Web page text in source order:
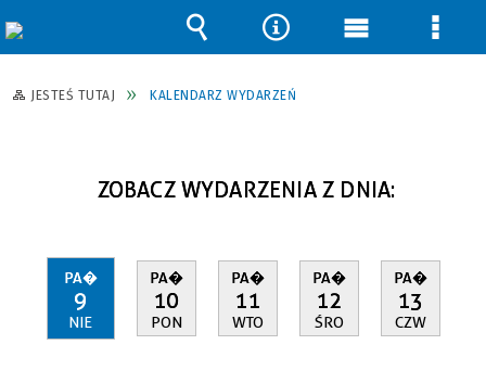
JESTEŚ TUTAJ KALENDARZ WYDARZEŃ
ZOBACZ WYDARZENIA Z DNIA:
PA�
9
NIE
PA�
10
PON
PA�
11
WTO
PA�
12
ŚRO
PA�
13
CZW
Wyszukiwarka
Narzędzia
Menu Menu